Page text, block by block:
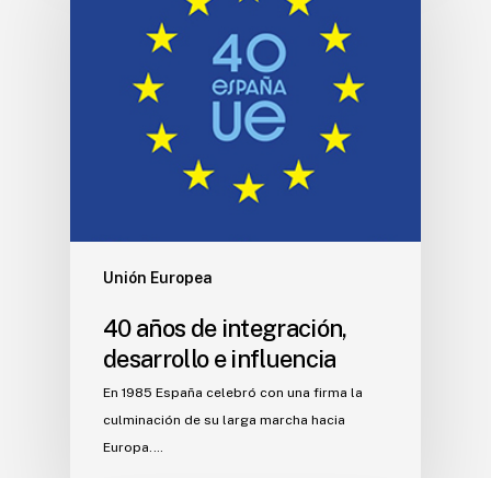
Unión Europea
40 años de integración,
desarrollo e influencia
En 1985 España celebró con una firma la
culminación de su larga marcha hacia
Europa.…